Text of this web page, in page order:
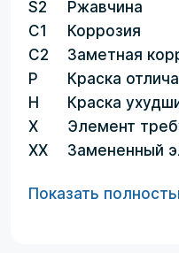
S2
Ржавчина
C1
Коррозия
C2
Заметная
P
Краска
H
Краска
X
Элемент
XX
Замененный
Показать